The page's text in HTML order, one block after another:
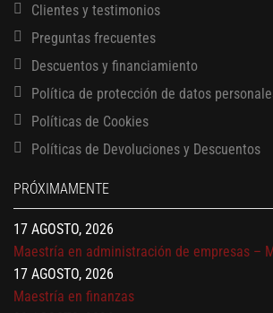
Clientes y testimonios
Preguntas frecuentes
Descuentos y financiamiento
Política de protección de datos
Políticas de Cookies
Políticas de Devoluciones y Descuentos
PRÓXIMAMENTE
13 AGOSTO, 2026
Finanzas para no financieros
Gerencia de empresas familiares
17 AGOSTO, 2026
Maestría en administración de empresas –
17 AGOSTO, 2026
Maestría en finanzas
20 AGOSTO, 2026